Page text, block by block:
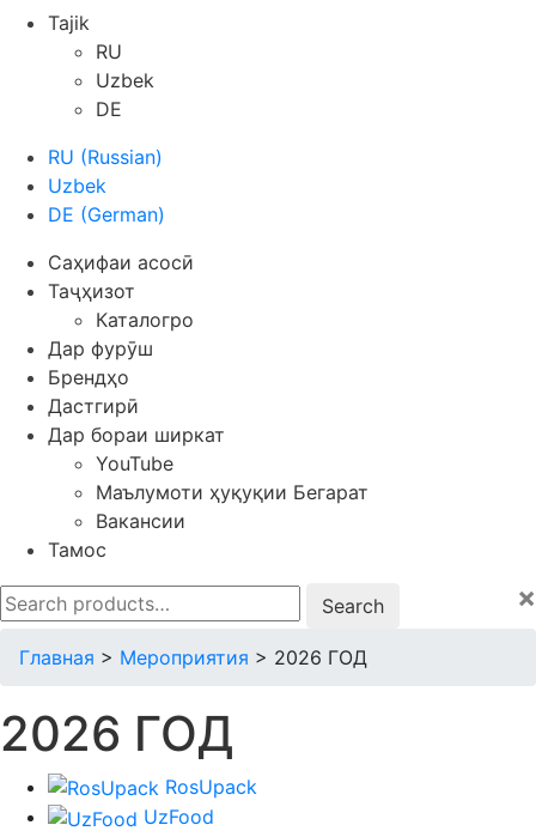
Tajik
RU
Uzbek
DE
RU (Russian)
Uzbek
DE (German)
Саҳифаи асосӣ
Таҷҳизот
Каталогро
Дар фурӯш
Брендҳо
Дастгирӣ
Дар бораи ширкат
YouTube
Маълумоти ҳуқуқии Бегарат
Вакансии
Тамос
Search
for:
×
Главная > Мероприятия > 2026 ГОД
2026 ГОД
RosUpack
UzFood